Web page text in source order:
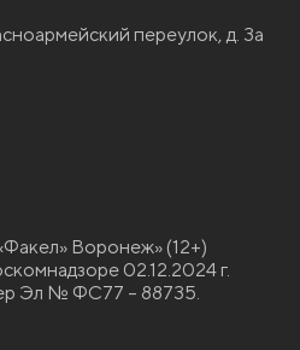
переулок, д. 3а
Воронеж» (12+)
02.12.2024 г.
Эл № ФС77 – 88735.